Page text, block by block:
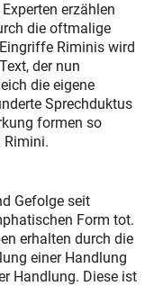
erzählen
die oftmalige
Riminis wird
der nun
die eigene
Sprechduktus
formen so
Rimini.
Gefolge seit
Form tot.
erhalten durch die
einer Handlung
Handlung. Diese ist